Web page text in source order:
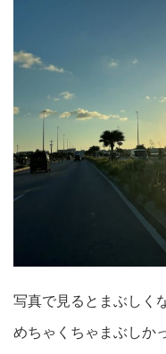
写真で見るとまぶしく
めちゃくちゃまぶしか